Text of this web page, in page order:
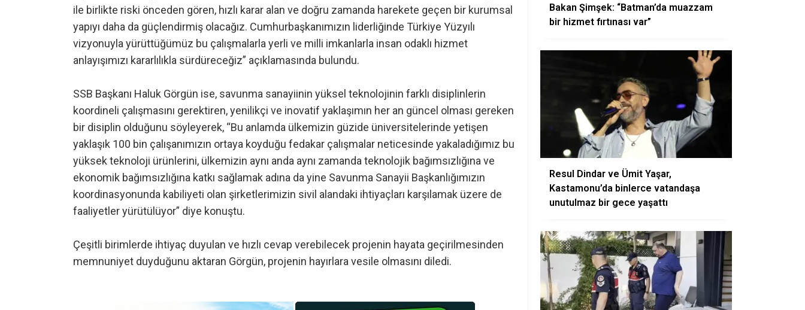
ile birlikte riski önceden gören, hızlı karar alan ve doğru zamanda harekete geçen bir kurumsal
yapıyı daha da güçlendirmiş olacağız. Cumhurbaşkanımızın liderliğinde Türkiye Yüzyılı
vizyonuyla yürüttüğümüz bu çalışmalarla yerli ve milli imkanlarla insan odaklı hizmet
anlayışımızı kararlılıkla sürdüreceğiz” açıklamasında bulundu.
SSB Başkanı Haluk Görgün ise, savunma sanayiinin yüksel teknolojinin farklı disiplinlerin
koordineli çalışmasını gerektiren, yenilikçi ve inovatif yaklaşımın her an güncel olması gereken
bir disiplin olduğunu söyleyerek, “Bu anlamda ülkemizin güzide üniversitelerinde yetişen
yaklaşık 100 bin çalışanımızın ortaya koyduğu fedakar çalışmalar neticesinde yakaladığımız bu
yüksek teknoloji ürünlerini, ülkemizin aynı anda aynı zamanda teknolojik bağımsızlığına ve
ekonomik bağımsızlığına katkı sağlamak adına da yine Savunma Sanayii Başkanlığımızın
koordinasyonunda kabiliyeti olan şirketlerimizin sivil alandaki ihtiyaçları karşılamak üzere de
faaliyetler yürütülüyor” diye konuştu.
Çeşitli birimlerde ihtiyaç duyulan ve hızlı cevap verebilecek projenin hayata geçirilmesinden
memnuniyet duyduğunu aktaran Görgün, projenin hayırlara vesile olmasını diledi.
Bakan Şimşek: “Batman’da muazzam
bir hizmet fırtınası var”
Resul Dindar ve Ümit Yaşar,
Kastamonu’da binlerce vatandaşa
unutulmaz bir gece yaşattı